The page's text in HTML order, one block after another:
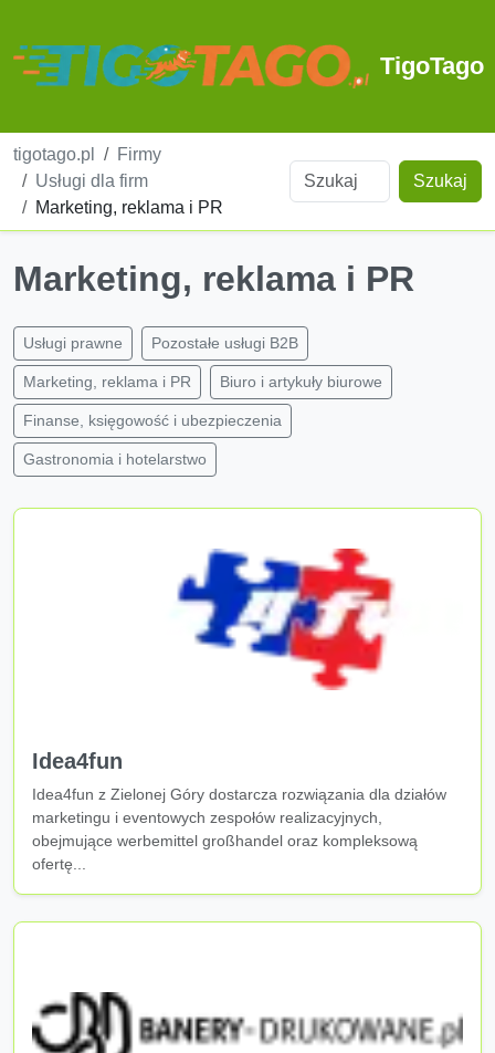
TigoTago
tigotago.pl
Firmy
Usługi dla firm
Marketing, reklama i PR
Szukaj
Marketing, reklama i PR
Usługi prawne Pozostałe usługi B2B
Marketing, reklama i PR Biuro i artykuły biurowe
Finanse, księgowość i ubezpieczenia
Gastronomia i hotelarstwo
Idea4fun
Idea4fun z Zielonej Góry dostarcza rozwiązania dla działów
marketingu i eventowych zespołów realizacyjnych,
obejmujące werbemittel großhandel oraz kompleksową
ofertę...